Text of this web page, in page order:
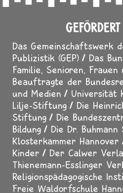
Das Gemeinschaftswerk
Publizistik (GEP)
Das
Familie, Senioren, Frauen
Beauftragte der
und Medien
Universität
Lilje-Stiftung
Die
Stiftung
Die
Bildung
Die Dr.
Klosterkammer Hannover
Kinder
Der Calwer
Thienemann-Esslinger
Religionspädagogische
Freie Waldorfschule